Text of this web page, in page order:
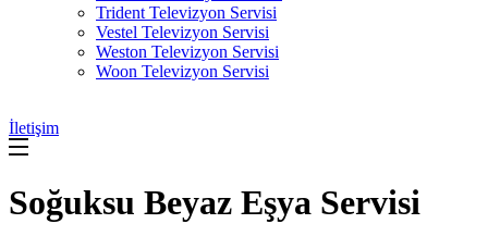
Trident Televizyon Servisi
Vestel Televizyon Servisi
Weston Televizyon Servisi
Woon Televizyon Servisi
İletişim
Soğuksu Beyaz Eşya Servisi